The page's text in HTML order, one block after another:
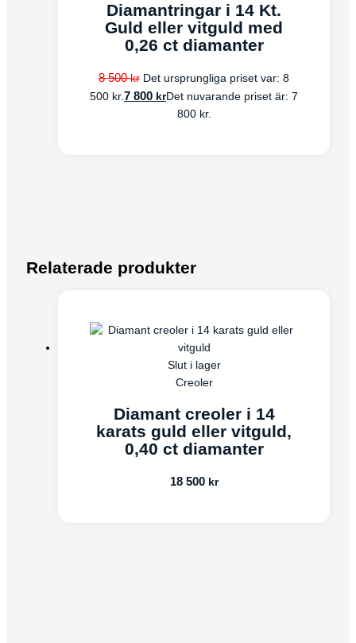
Diamantringar i 14 Kt.
Guld eller vitguld med
0,26 ct diamanter
8 500kr Det ursprungliga priset var: 8
500 kr.7 800 krDet nuvarande priset är: 7
800 kr.
Relaterade produkter
Slut i lager
Creoler
Diamant creoler i 14
karats guld eller vitguld,
0,40 ct diamanter
18 500 kr